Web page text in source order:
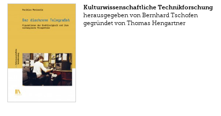
Kulturwissenschaftliche Technikforschung
herausgegeben von Bernhard Tschofen
gegründet von Thomas Hengartner